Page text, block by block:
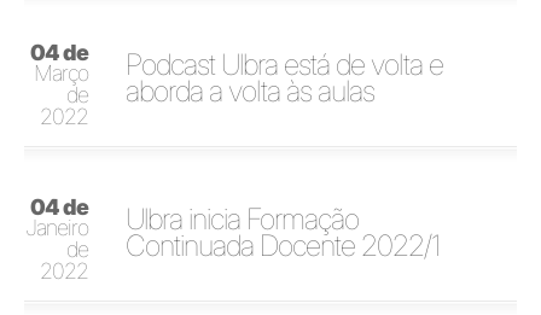
04 de
Março
de
2022
Podcast Ulbra está de volta e
aborda a volta às aulas
04 de
Janeiro
de
2022
Ulbra inicia Formação
Continuada Docente 2022/1